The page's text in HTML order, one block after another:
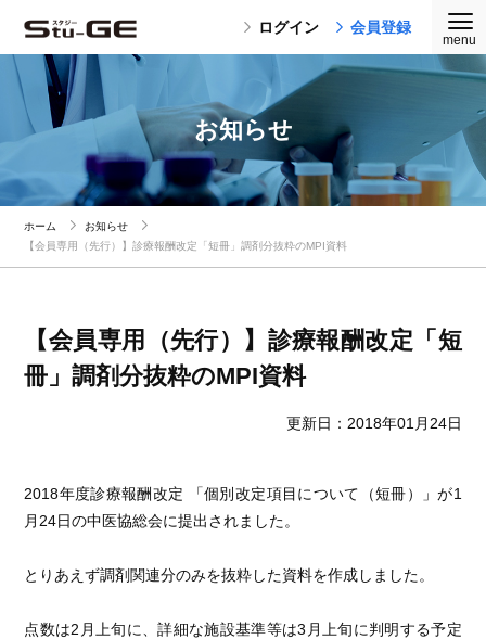
ログイン 会員登録
お知らせ
ホーム
お知らせ
【会員専用（先行）】診療報酬改定「短冊」調剤分抜粋のMPI資料
【会員専用（先行）】診療報酬改定「短
冊」調剤分抜粋のMPI資料
更新日：2018年01月24日
2018年度診療報酬改定 「個別改定項目について（短冊）」が1
月24日の中医協総会に提出されました。
とりあえず調剤関連分のみを抜粋した資料を作成しました。
点数は2月上旬に、詳細な施設基準等は3月上旬に判明する予定